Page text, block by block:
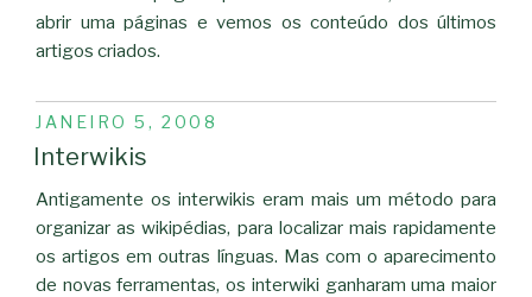
abrir uma páginas e vemos os conteúdo dos últimos
artigos criados.
PUBLICADO
EM
JANEIRO 5, 2008
Interwikis
Antigamente os interwikis eram mais um método para
organizar as wikipédias, para localizar mais rapidamente
os artigos em outras línguas. Mas com o aparecimento
de novas ferramentas, os interwiki ganharam uma maior